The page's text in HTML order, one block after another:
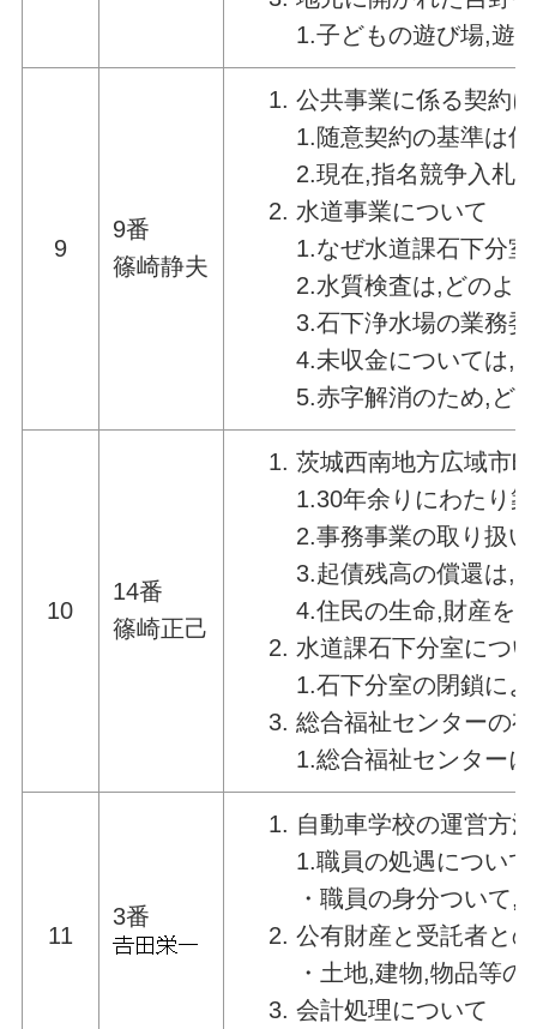
1.子どもの遊び場,遊
9
9番
篠崎静夫
公共事業に係る契約
1.随意契約の基準は
2.現在,指名競争入札
水道事業について
1.なぜ水道課石下分
2.水質検査は,どのよ
3.石下浄水場の業務
4.未収金については,
5.赤字解消のため,ど
10
14番
篠崎正己
茨城西南地方広域市
1.30年余りにわたり
2.事務事業の取り扱
3.起債残高の償還は,
4.住民の生命,財産を
水道課石下分室につ
1.石下分室の閉鎖に
総合福祉センターの
1.総合福祉センター
11
3番
自動車学校の運営方
1.職員の処遇について
・職員の身分ついて
公有財産と受託者と
・土地,建物,物品等
会計処理について